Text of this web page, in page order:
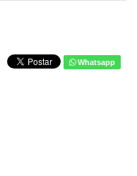
Whatsapp